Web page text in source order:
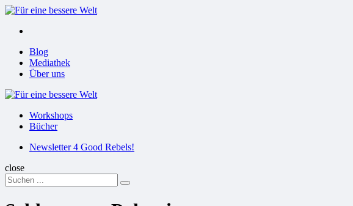
Menu
Menu
Blog
Mediathek
Über uns
Für
Workshops
Bücher
SuchenNewsletter 4 Good Rebels!
close
Search
for:
Suchen